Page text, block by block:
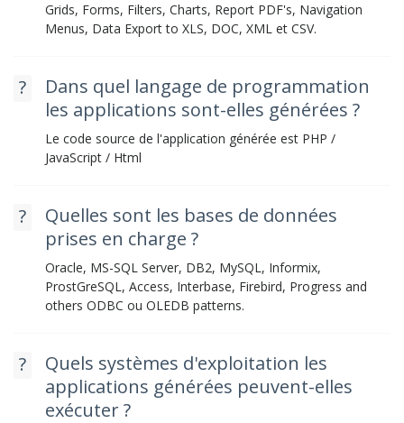
Grids, Forms, Filters, Charts, Report PDF's, Navigation
Menus, Data Export to XLS, DOC, XML et CSV.
Dans quel langage de programmation
les applications sont-elles générées ?
Le code source de l'application générée est PHP /
JavaScript / Html
Quelles sont les bases de données
prises en charge ?
Oracle, MS-SQL Server, DB2, MySQL, Informix,
ProstGreSQL, Access, Interbase, Firebird, Progress and
others ODBC ou OLEDB patterns.
Quels systèmes d'exploitation les
applications générées peuvent-elles
exécuter ?